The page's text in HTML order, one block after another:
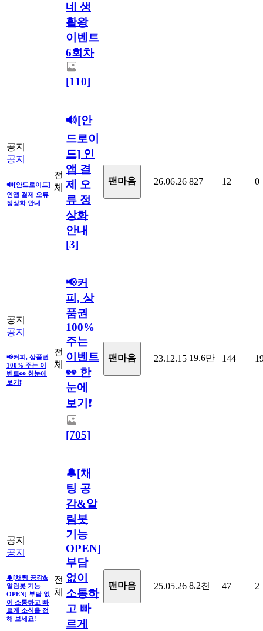
네 생
활왕
이벤트
6회차
[110]
공지
공지
🔊[안드로이드]
인앱 결제 오류
정상화 안내
전
체
🔊[안
드로이
드] 인
앱 결
제 오
류 정
상화
안내
[3]
팬마음ㅤ 26.06.26 827 12 0
공지
공지
📢커피, 상품권
100% 주는 이
벤트👀 한눈에
보기❗
전
체
📢커
피, 상
품권
100%
주는
이벤트
👀 한
눈에
보기❗
[705]
팬마음 23.12.15 19.6만 144
공지
공지
🔔[채팅 공감&
알림봇 기능
OPEN] 부담 없
이 소통하고 빠
르게 소식을 접
해 보세요!
전
체
🔔[채
팅 공
감&알
림봇
기능
OPEN]
부담
없이
소통하
고 빠
르게
팬마음 25.05.26 8.2천 47 2